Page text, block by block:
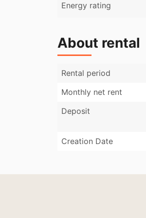
Energy rating
About rental
Rental period
Monthly net rent
Deposit
Creation Date